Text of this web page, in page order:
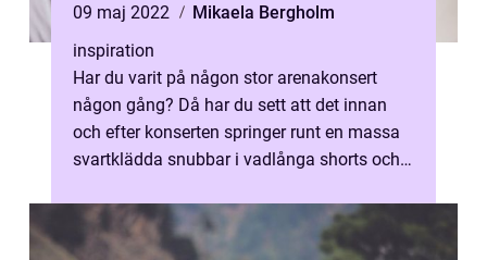
09 maj 2022
Mikaela Bergholm
inspiration
Har du varit på någon stor arenakonsert
någon gång? Då har du sett att det innan
och efter konserten springer runt en massa
svartklädda snubbar i vadlånga shorts och